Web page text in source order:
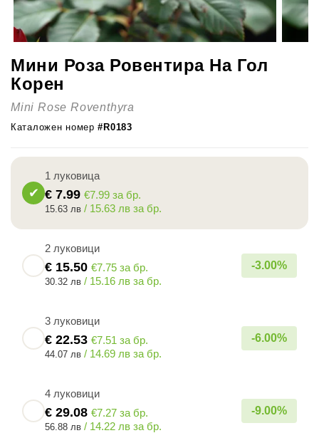
Мини Роза Ровентира На Гол
Корен
Mini Rose Roventhyra
Каталожен номер#R0183
1 луковица
€ 7.99 €7.99 за бр.
15.63 лв / 15.63 лв за бр.
2 луковици
€ 15.50 €7.75 за бр.
30.32 лв / 15.16 лв за бр.
-3.00%
3 луковици
€ 22.53 €7.51 за бр.
44.07 лв / 14.69 лв за бр.
-6.00%
4 луковици
€ 29.08 €7.27 за бр.
56.88 лв / 14.22 лв за бр.
-9.00%